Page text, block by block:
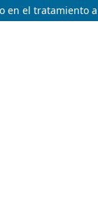
en el tratamiento